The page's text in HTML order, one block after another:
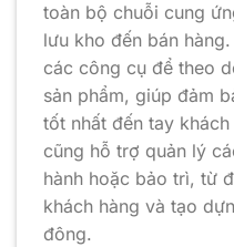
toàn bộ chuỗi cung
lưu kho đến bán
các công cụ để theo
sản phẩm, giúp đảm
tốt nhất đến tay khách
cũng hỗ trợ quản lý
hành hoặc bảo trì, từ
khách hàng và tạo
đông.